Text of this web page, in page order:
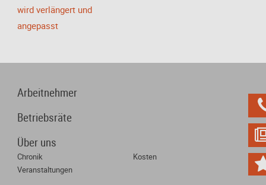
wird verlängert und
angepasst
Arbeitnehmer
Betriebsräte
Über uns
Chronik
Kosten
Veranstaltungen